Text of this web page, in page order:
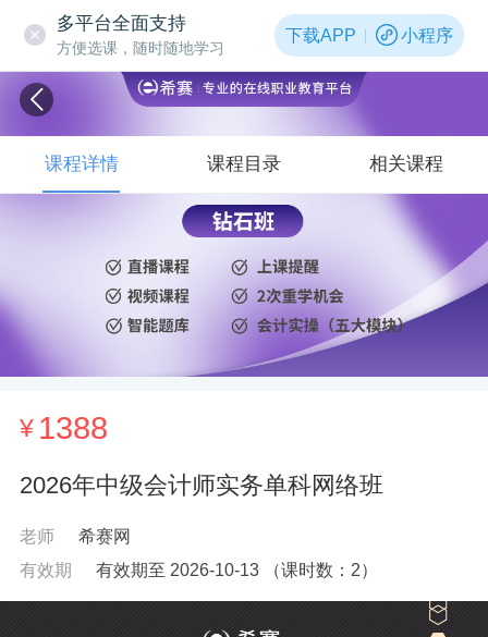
多平台全面支持
方便选课，随时随地学习
下载APP 小程序
¥ 1388
2026年中级会计师实务单科网络班
老师
希赛网
有效期
有效期至 2026-10-13（课时数： 2）
课程详情 课程目录 相关课程